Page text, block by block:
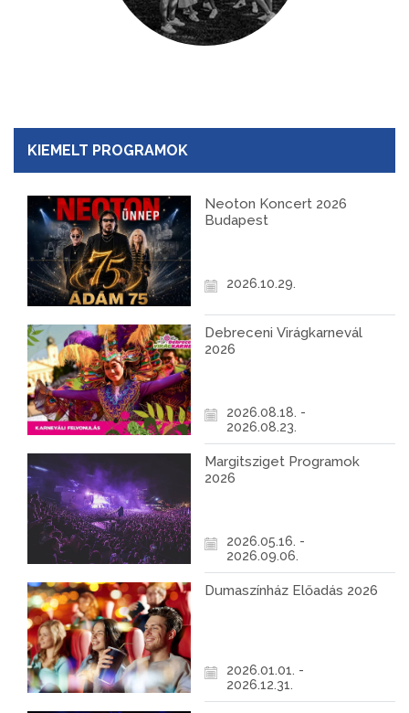
KIEMELT PROGRAMOK
Neoton Koncert 2026
Budapest
2026.10.29.
Debreceni Virágkarnevál
2026
2026.08.18. -
2026.08.23.
Margitsziget Programok
2026
2026.05.16. -
2026.09.06.
Dumaszínház Előadás 2026
2026.01.01. -
2026.12.31.